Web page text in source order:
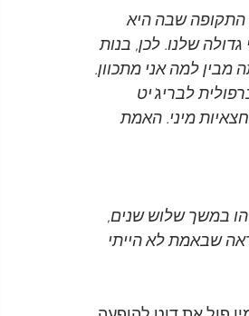
התקופה שבה היא
שלנו. לכן, בנות
מבין למה אני מתכוון.
לבריג'יט
מיני. האמת
במשך שלוש שנים,
שבאמת לא הייתי